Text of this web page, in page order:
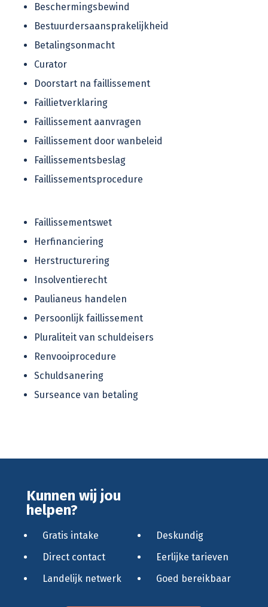
Beschermingsbewind
Bestuurdersaansprakelijkheid
Betalingsonmacht
Curator
Doorstart na faillissement
Faillietverklaring
Faillissement aanvragen
Faillissement door wanbeleid
Faillissementsbeslag
Faillissementsprocedure
Faillissementswet
Herfinanciering
Herstructurering
Insolventierecht
Paulianeus handelen
Persoonlijk faillissement
Pluraliteit van schuldeisers
Renvooiprocedure
Schuldsanering
Surseance van betaling
Kunnen wij jou
helpen?
Gratis intake
Direct contact
Landelijk netwerk
Deskundig
Eerlijke tarieven
Goed bereikbaar